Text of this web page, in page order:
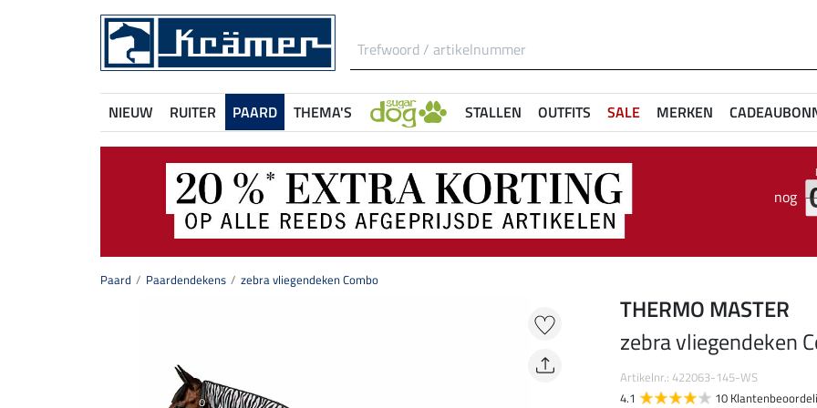
NIEUW RUITER PAARD THEMA'S STALLEN OUTFITS SALE MERKEN
nog
Paard Paardendekens zebra vliegendeken Combo
THERMO MASTER
zebra vliegendeken
Artikelnr.: 422063-145-WS
4.1
10